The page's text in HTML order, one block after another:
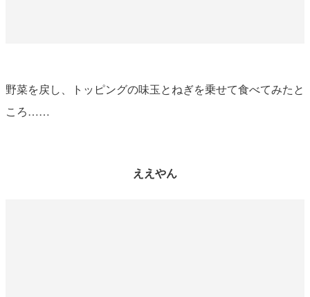
野菜を戻し、トッピングの味玉とねぎを乗せて食べてみたと
ころ……
ええやん